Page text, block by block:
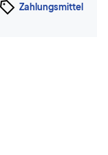
Zahlungsmittel